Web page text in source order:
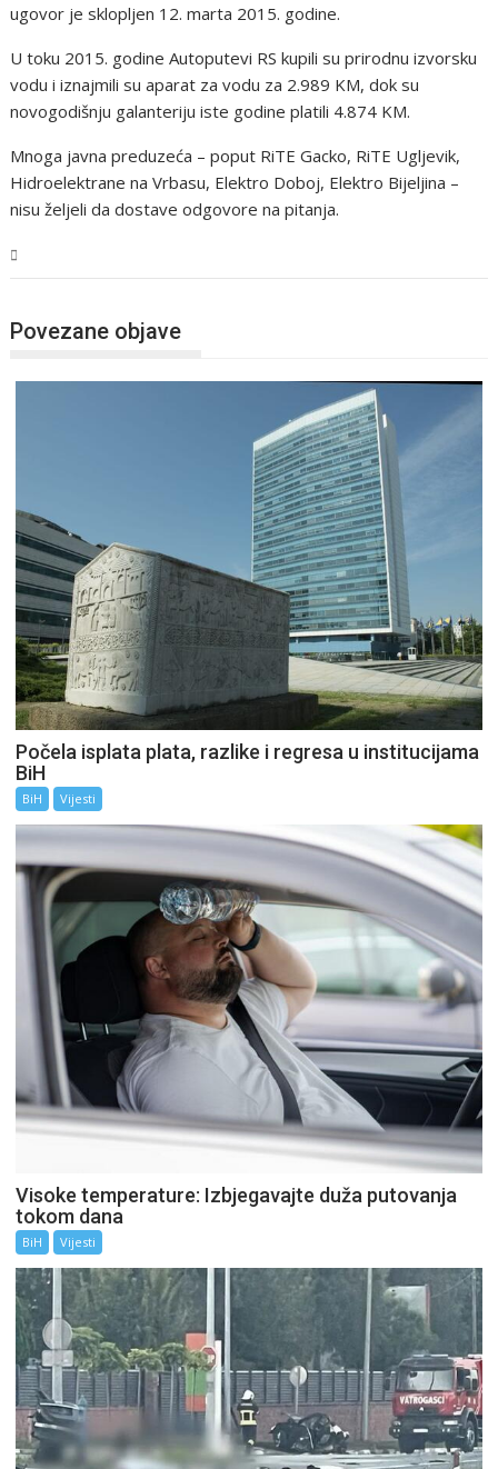
ugovor je sklopljen 12. marta 2015. godine.
U toku 2015. godine Autoputevi RS kupili su prirodnu izvorsku
vodu i iznajmili su aparat za vodu za 2.989 KM, dok su
novogodišnju galanteriju iste godine platili 4.874 KM.
Mnoga javna preduzeća – poput RiTE Gacko, RiTE Ugljevik,
Hidroelektrane na Vrbasu, Elektro Doboj, Elektro Bijeljina –
nisu željeli da dostave odgovore na pitanja.
Povezane objave
Počela isplata plata, razlike i regresa u institucijama
BiH
BiH Vijesti
Visoke temperature: Izbjegavajte duža putovanja
tokom dana
BiH Vijesti